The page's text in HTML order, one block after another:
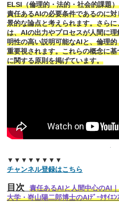
ELSI（倫理的・法的・社会的課題
責任あるAIの必要条件であるのに
景的な論点と考えられます。さら
は、AIの出力やプロセスが人間に
明性の高い説明可能なAIと、倫理
重要視されます。これらの概念に
に関する原則を掲げています。
▼▼▼▼▼▼▼▼
チャンネル登録はこちら
目次
責任あるAIと人間中心のAI
大学・嵜山陽二郎博士のAIﾃﾞｰﾀｻｲｴﾝ